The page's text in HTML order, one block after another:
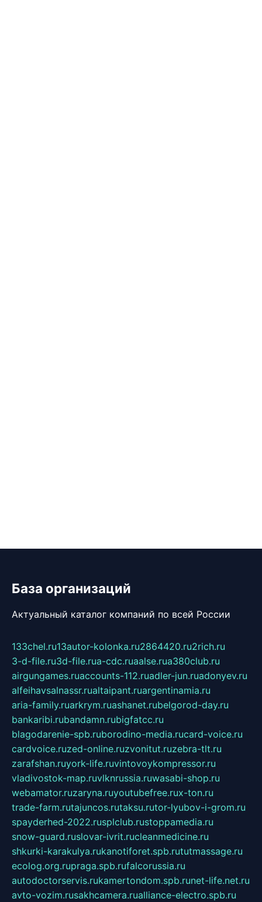
База организаций
Актуальный каталог компаний по всей России
133chel.ru13autor-kolonka.ru2864420.ru2rich.ru
3-d-file.ru3d-file.rua-cdc.ruaalse.rua380club.ru
airgungames.ruaccounts-112.ruadler-jun.ruadonyev.ru
alfeihavsalnassr.rualtaipant.ruargentinamia.ru
aria-family.ruarkrym.ruashanet.rubelgorod-day.ru
bankaribi.rubandamn.rubigfatcc.ru
blagodarenie-spb.ruborodino-media.rucard-voice.ru
cardvoice.ruzed-online.ruzvonitut.ruzebra-tlt.ru
zarafshan.ruyork-life.ruvintovoykompressor.ru
vladivostok-map.ruvlknrussia.ruwasabi-shop.ru
webamator.ruzaryna.ruyoutubefree.rux-ton.ru
trade-farm.rutajuncos.rutaksu.rutor-lyubov-i-grom.ru
spayderhed-2022.rusplclub.rustoppamedia.ru
snow-guard.ruslovar-ivrit.rucleanmedicine.ru
shkurki-karakulya.rukanotiforet.spb.rututmassage.ru
ecolog.org.rupraga.spb.rufalcorussia.ru
autodoctorservis.rukamertondom.spb.runet-life.net.ru
avto-vozim.rusakhcamera.rualliance-electro.spb.ru